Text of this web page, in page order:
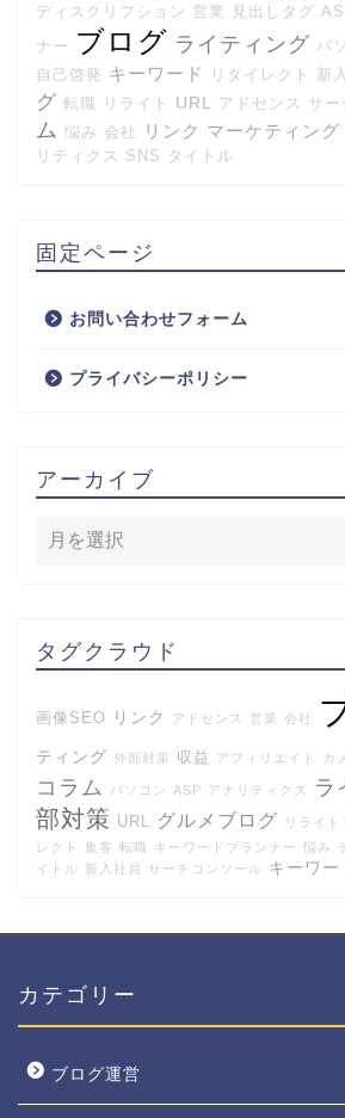
ディスクリプション 営業 見出しタグ
ナー ブログ ライティング パ
自己啓発 キーワード リダイレクト 新
グ 転職 リライト URL アドセンス サ
ム 悩み 会社 リンク マーケティング
リティクス
SNS タイトル
固定ページ
お問い合わせフォーム
プライバシーポリシー
アーカイブ
タグクラウド
画像SEO リンク アドセンス 営業 会社
ティング 外部対策 収益 アフィリエイト カ
コラム パソコン ASP アナリティクス ラ
部対策 URL グルメブログ リライト
レクト
集客 転職 キーワードプランナー 悩み
イトル 新入社員 サーチコンソール キーワー
カテゴリー
ブログ運営